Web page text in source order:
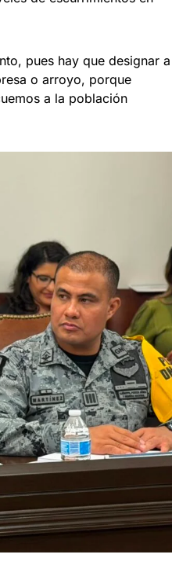
pues hay que designar a
o arroyo, porque
a la población